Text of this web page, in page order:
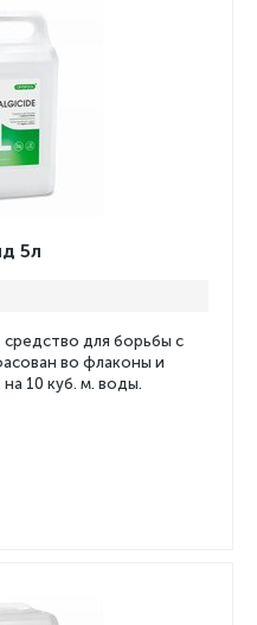
5л
для борьбы с
во флаконы и
10 куб. м. воды.